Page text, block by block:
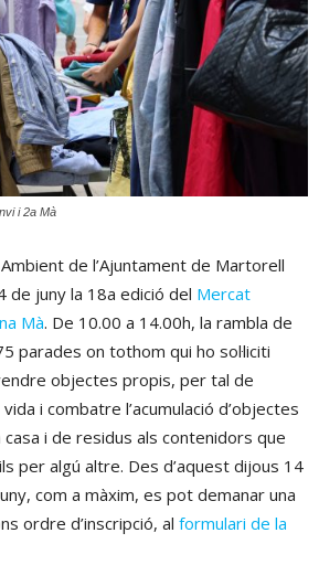
i 2a Mà
de l’Ajuntament de Martorell
juny la 18a edició del Mercat
Mà. De 10.00 a 14.00h, la rambla de
parades on tothom qui ho sol·liciti
objectes propis, per tal de
i combatre l’acumulació d’objectes
i de residus als contenidors que
per algú altre. Des d’aquest dijous 14
com a màxim, es pot demanar una
ordre d’inscripció, al formulari de la